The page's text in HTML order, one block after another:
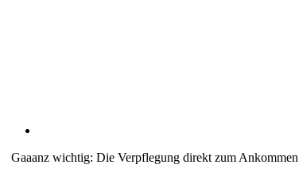
Gaaanz wichtig: Die Verpflegung direkt zum